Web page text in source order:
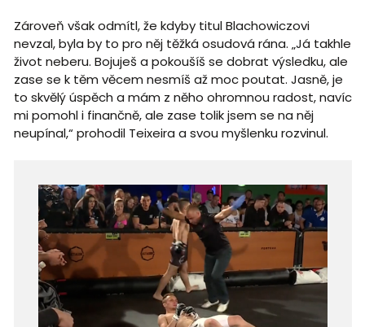
Zároveň však odmítl, že kdyby titul Blachowiczovi
nevzal, byla by to pro něj těžká osudová rána. „Já takhle
život neberu. Bojuješ a pokoušíš se dobrat výsledku, ale
zase se k těm věcem nesmíš až moc poutat. Jasně, je
to skvělý úspěch a mám z něho ohromnou radost, navíc
mi pomohl i finančně, ale zase tolik jsem se na něj
neupínal,“ prohodil Teixeira a svou myšlenku rozvinul.